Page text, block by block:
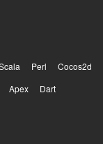
Perl Cocos2d
Apex Dart